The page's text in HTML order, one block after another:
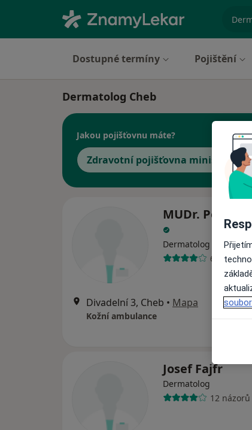
Dostupné termíny Pojištění
Dermatolog Cheb
Jakou pojišťovnu máte?
Zdravotní pojišťovna ministerstva
MUDr. Petra
Dermatolog
6 názorů
Divadelní 3, Cheb • Mapa
Kožní ambulance
Josef Fajfr
Dermatolog
12 názorů